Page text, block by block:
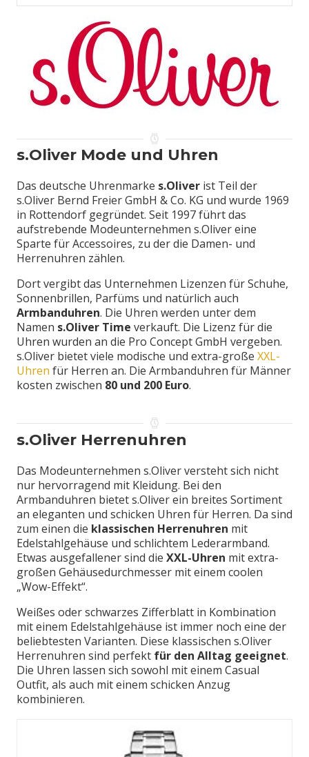
s.Oliver Mode und Uhren
Das deutsche Uhrenmarke s.Oliver ist Teil der
s.Oliver Bernd Freier GmbH & Co. KG und wurde 1969
in Rottendorf gegründet. Seit 1997 führt das
aufstrebende Modeunternehmen s.Oliver eine
Sparte für Accessoires, zu der die Damen- und
Herrenuhren zählen.
Dort vergibt das Unternehmen Lizenzen für Schuhe,
Sonnenbrillen, Parfüms und natürlich auch
Armbanduhren. Die Uhren werden unter dem
Namen s.Oliver Time verkauft. Die Lizenz für die
Uhren wurden an die Pro Concept GmbH vergeben.
s.Oliver bietet viele modische und extra-große XXL-
Uhren für Herren an. Die Armbanduhren für Männer
kosten zwischen 80 und 200 Euro.
s.Oliver Herrenuhren
Das Modeunternehmen s.Oliver versteht sich nicht
nur hervorragend mit Kleidung. Bei den
Armbanduhren bietet s.Oliver ein breites Sortiment
an eleganten und schicken Uhren für Herren. Da sind
zum einen die klassischen Herrenuhren mit
Edelstahlgehäuse und schlichtem Lederarmband.
Etwas ausgefallener sind die XXL-Uhren mit extra-
großen Gehäusedurchmesser mit einem coolen
„Wow-Effekt“.
Weißes oder schwarzes Zifferblatt in Kombination
mit einem Edelstahlgehäuse ist immer noch eine der
beliebtesten Varianten. Diese klassischen s.Oliver
Herrenuhren sind perfekt für den Alltag geeignet.
Die Uhren lassen sich sowohl mit einem Casual
Outfit, als auch mit einem schicken Anzug
kombinieren.